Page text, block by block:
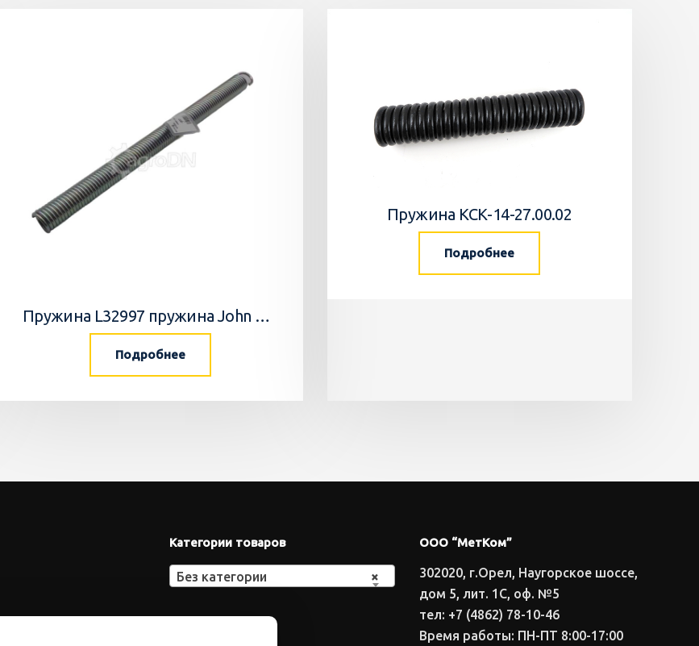
Пружина L32997 пружина John Deere
Подробнее
Пружина КСК-14-27.00.02
Подробнее
Категории товаров
×
Без категории
ООО “МетКом”
302020, г.Орел, Наугорское шоссе,
дом 5, лит. 1С, оф. №5
тел: +7 (4862) 78-10-46
Время работы: ПН-ПТ 8:00-17:00